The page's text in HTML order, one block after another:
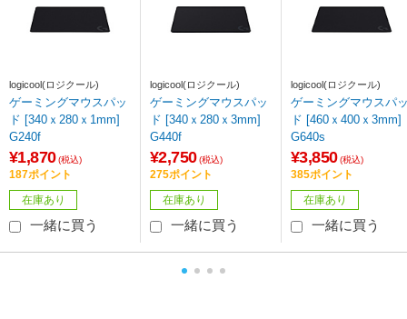
logicool(ロジクール)
ゲーミングマウスパッ
ド [340ｘ280ｘ1mm]
G240f
¥1,870 (税込)
187ポイント
在庫あり
一緒に買う
logicool(ロジクール)
ゲーミングマウスパッ
ド [340ｘ280ｘ3mm]
G440f
¥2,750 (税込)
275ポイント
在庫あり
一緒に買う
logicool(ロジクール)
ゲーミングマウスパ
ド [460ｘ400ｘ3mm]
G640s
¥3,850 (税込)
385ポイント
在庫あり
一緒に買う